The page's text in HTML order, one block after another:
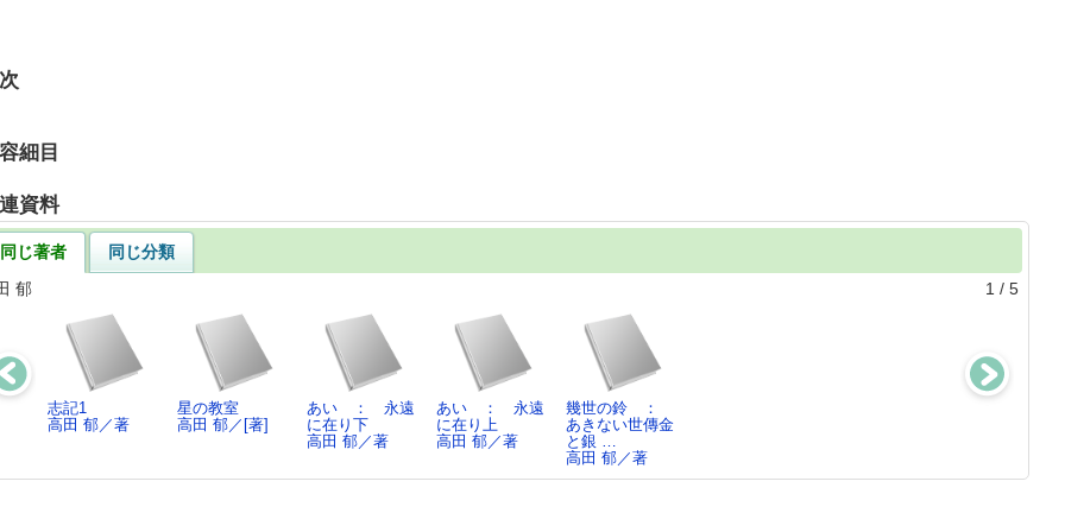
細目
資料
同じ著者
同じ分類
郁
1 / 5
志記1
高田 郁／著
星の教室
高田 郁／[著]
あい ： 永遠
に在り下
高田 郁／著
あい ： 永遠
に在り上
高田 郁／著
幾世の鈴 ：
あきない世傳金
と銀 …
高田 郁／著